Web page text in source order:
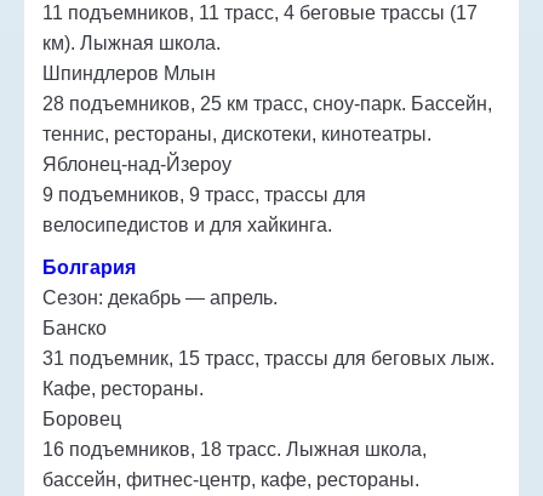
11 подъемников, 11 трасс, 4 беговые трассы (17
км). Лыжная школа.
Шпиндлеров Млын
28 подъемников, 25 км трасс, сноу-парк. Бассейн,
теннис, рестораны, дискотеки, кинотеатры.
Яблонец-над-Йзероу
9 подъемников, 9 трасс, трассы для
велосипедистов и для хайкинга.
Болгария
Сезон: декабрь — апрель.
Банско
31 подъемник, 15 трасс, трассы для беговых лыж.
Кафе, рестораны.
Боровец
16 подъемников, 18 трасс. Лыжная школа,
бассейн, фитнес-центр, кафе, рестораны.